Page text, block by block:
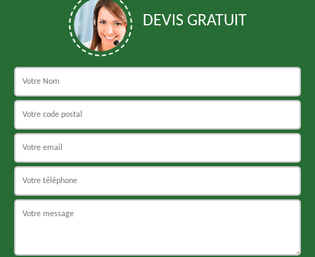
DEVIS GRATUIT